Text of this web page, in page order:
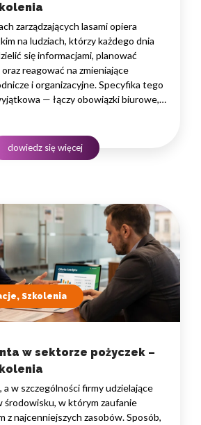
zarządzających lasami opiera
na ludziach, którzy każdego dnia
się informacjami, planować
reagować na zmieniające
i organizacyjne. Specyfika tego
— łączy obowiązki biurowe,
W takim środowisku
kompetencje, lecz dobrze…
dowiedz się więcej
Szkolenia
w sektorze pożyczek –
a w szczególności firmy udzielające
środowisku, w którym zaufanie
z najcenniejszych zasobów. Sposób,